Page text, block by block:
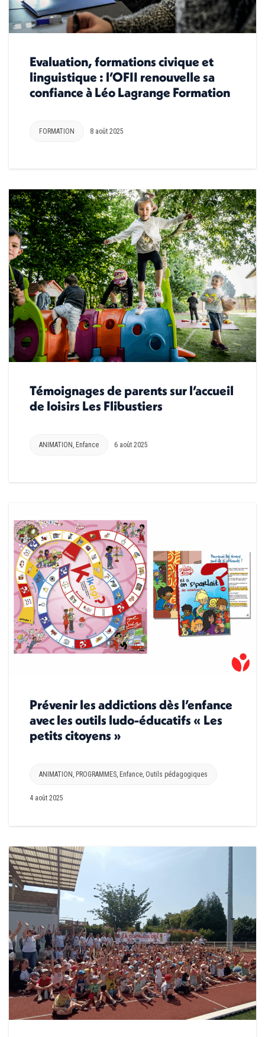
Evaluation, formations civique et
linguistique : l’OFII renouvelle sa
confiance à Léo Lagrange Formation
FORMATION 8 août 2025
Témoignages de parents sur l’accueil
de loisirs Les Flibustiers
ANIMATION , Enfance 6 août 2025
Prévenir les addictions dès l’enfance
avec les outils ludo-éducatifs « Les
petits citoyens »
ANIMATION , PROGRAMMES, Enfance, Outils pédagogiques
4 août 2025